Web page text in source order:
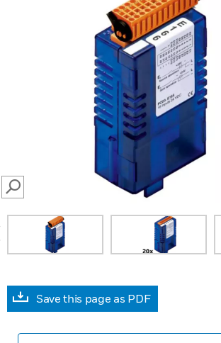
SEARCH
Save this page as PDF